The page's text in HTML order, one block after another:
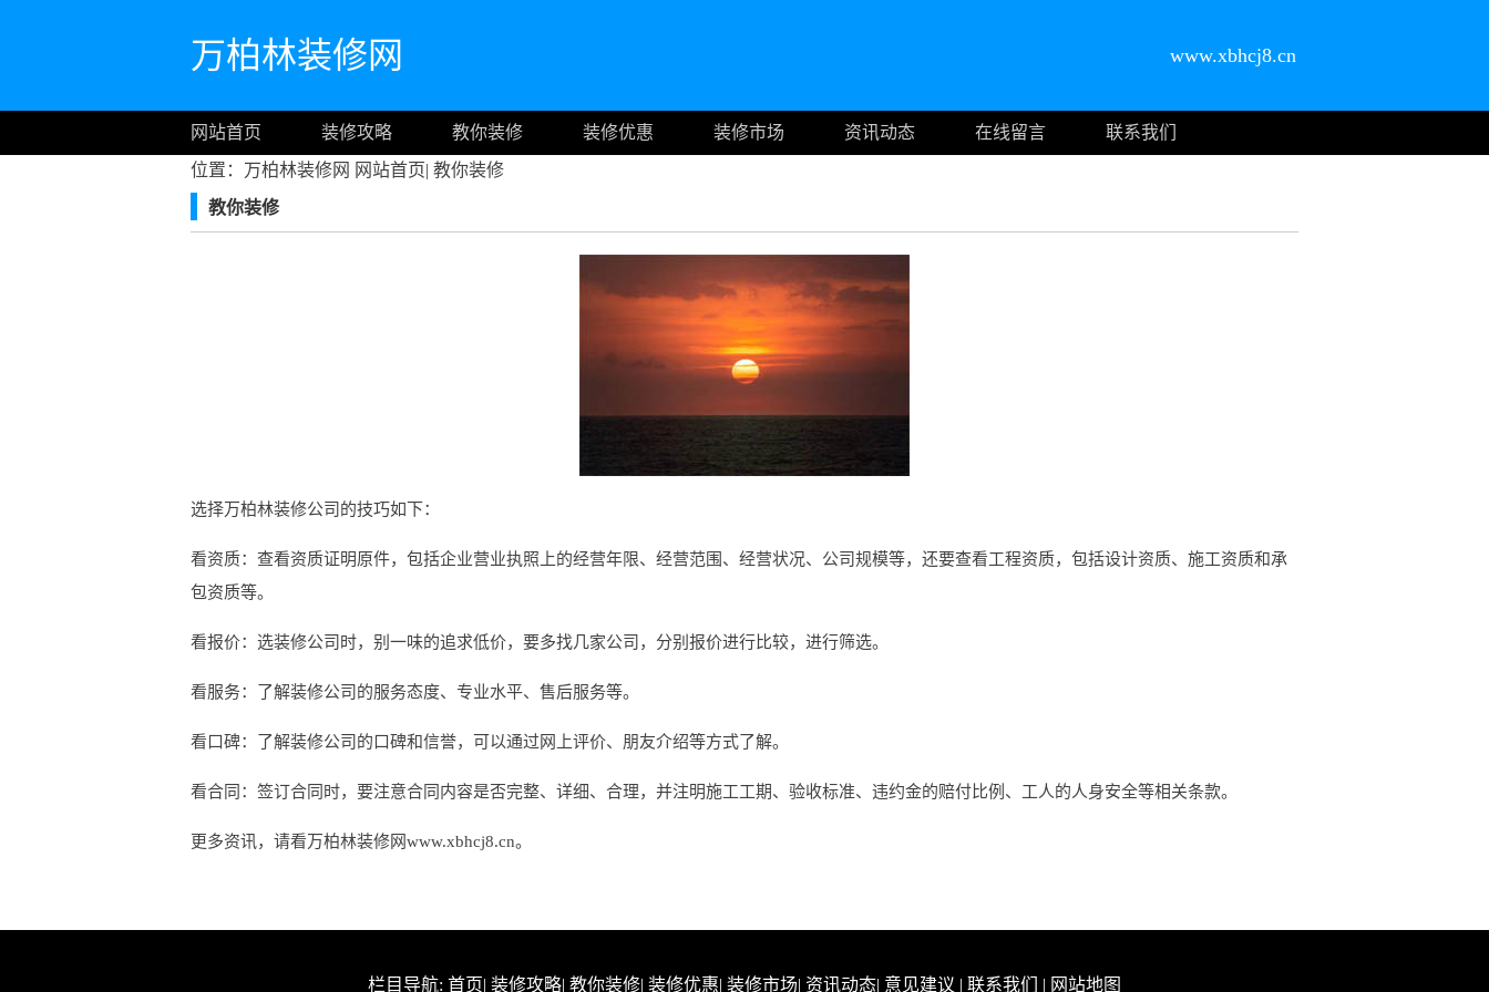
万柏林装修网 www.xbhcj8.cn
网站首页 装修攻略 教你装修 装修优惠 装修市场 资讯动态 在线留言
联系我们
位置：万柏林装修网 网站首页| 教你装修
教你装修
选择万柏林装修公司的技巧如下：
看资质：查看资质证明原件，包括企业营业执照上的经营年限、经营范围、经营状况、公司规模等，还要查看工程资质，包括设计资质、施工资质和承
包资质等。
看报价：选装修公司时，别一味的追求低价，要多找几家公司，分别报价进行比较，进行筛选。
看服务：了解装修公司的服务态度、专业水平、售后服务等。
看口碑：了解装修公司的口碑和信誉，可以通过网上评价、朋友介绍等方式了解。
看合同：签订合同时，要注意合同内容是否完整、详细、合理，并注明施工工期、验收标准、违约金的赔付比例、工人的人身安全等相关条款。
更多资讯，请看万柏林装修网www.xbhcj8.cn。
栏目导航: 首页| 装修攻略| 教你装修| 装修优惠| 装修市场| 资讯动态| 意见建议 | 联系我们 | 网站地图